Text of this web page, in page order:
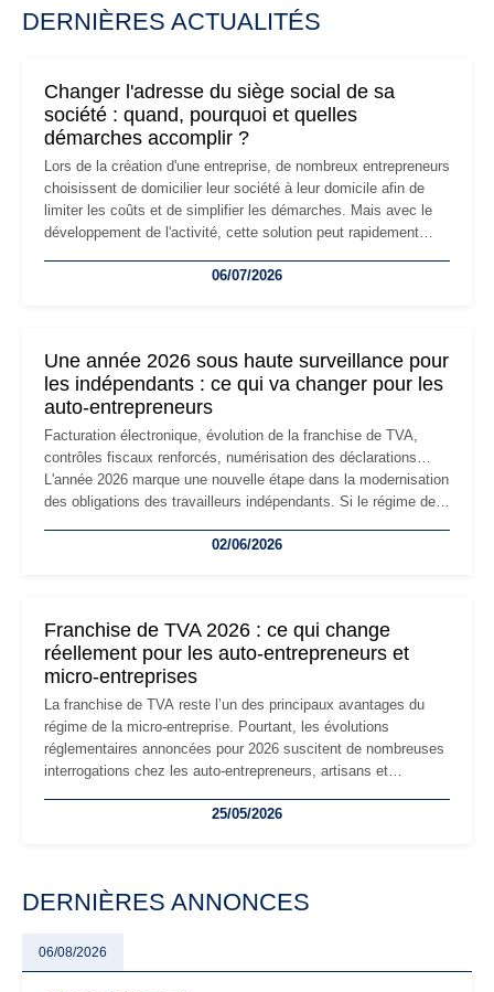
DERNIÈRES ACTUALITÉS
Changer l'adresse du siège social de sa
société : quand, pourquoi et quelles
démarches accomplir ?
Lors de la création d'une entreprise, de nombreux entrepreneurs
choisissent de domicilier leur société à leur domicile afin de
limiter les coûts et de simplifier les démarches. Mais avec le
développement de l'activité, cette solution peut rapidement
professionnels, recrutement, image de marque… Le
06/07/2026
Une année 2026 sous haute surveillance pour
les indépendants : ce qui va changer pour les
auto-entrepreneurs
Facturation électronique, évolution de la franchise de TVA,
contrôles fiscaux renforcés, numérisation des déclarations…
L'année 2026 marque une nouvelle étape dans la modernisation
des obligations des travailleurs indépendants. Si le régime de
les auto-entrepreneurs devront s'adapter à un environnement
02/06/2026
Franchise de TVA 2026 : ce qui change
réellement pour les auto-entrepreneurs et
micro-entreprises
La franchise de TVA reste l’un des principaux avantages du
régime de la micro-entreprise. Pourtant, les évolutions
réglementaires annoncées pour 2026 suscitent de nombreuses
interrogations chez les auto-entrepreneurs, artisans et
facturation ou risque de bascule vers la TVA : les règles
25/05/2026
DERNIÈRES ANNONCES
06/08/2026